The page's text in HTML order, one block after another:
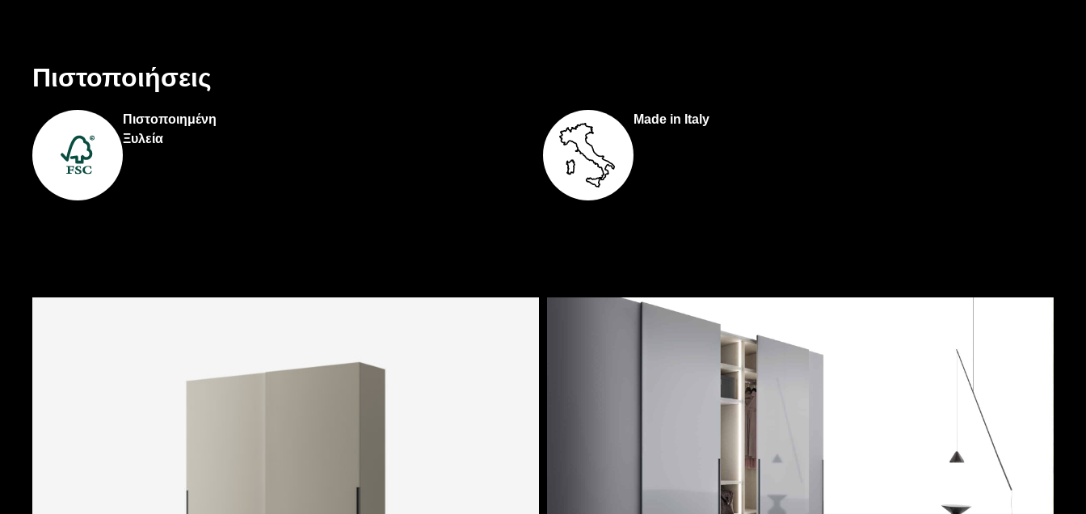
Πιστοποιήσεις
Πιστοποιημένη
Ξυλεία
Made in Italy